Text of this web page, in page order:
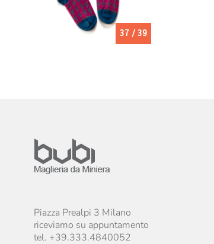
37 / 39
Piazza Prealpi 3 Milano
riceviamo su appuntamento
tel. +39.333.4840052